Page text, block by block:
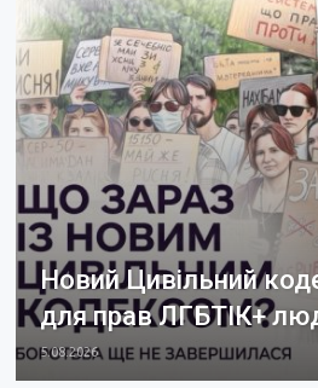
Новий Цивільний
для прав ЛГБТІК+
5.08.2026